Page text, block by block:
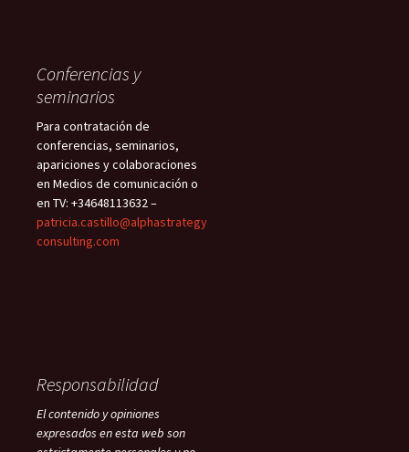
Conferencias y
seminarios
Para contratación de
conferencias, seminarios,
apariciones y colaboraciones
en Medios de comunicación o
en TV: +34648113632 –
patricia.castillo@alphastrategy
consulting.com
Responsabilidad
El contenido y opiniones
expresados en esta web son